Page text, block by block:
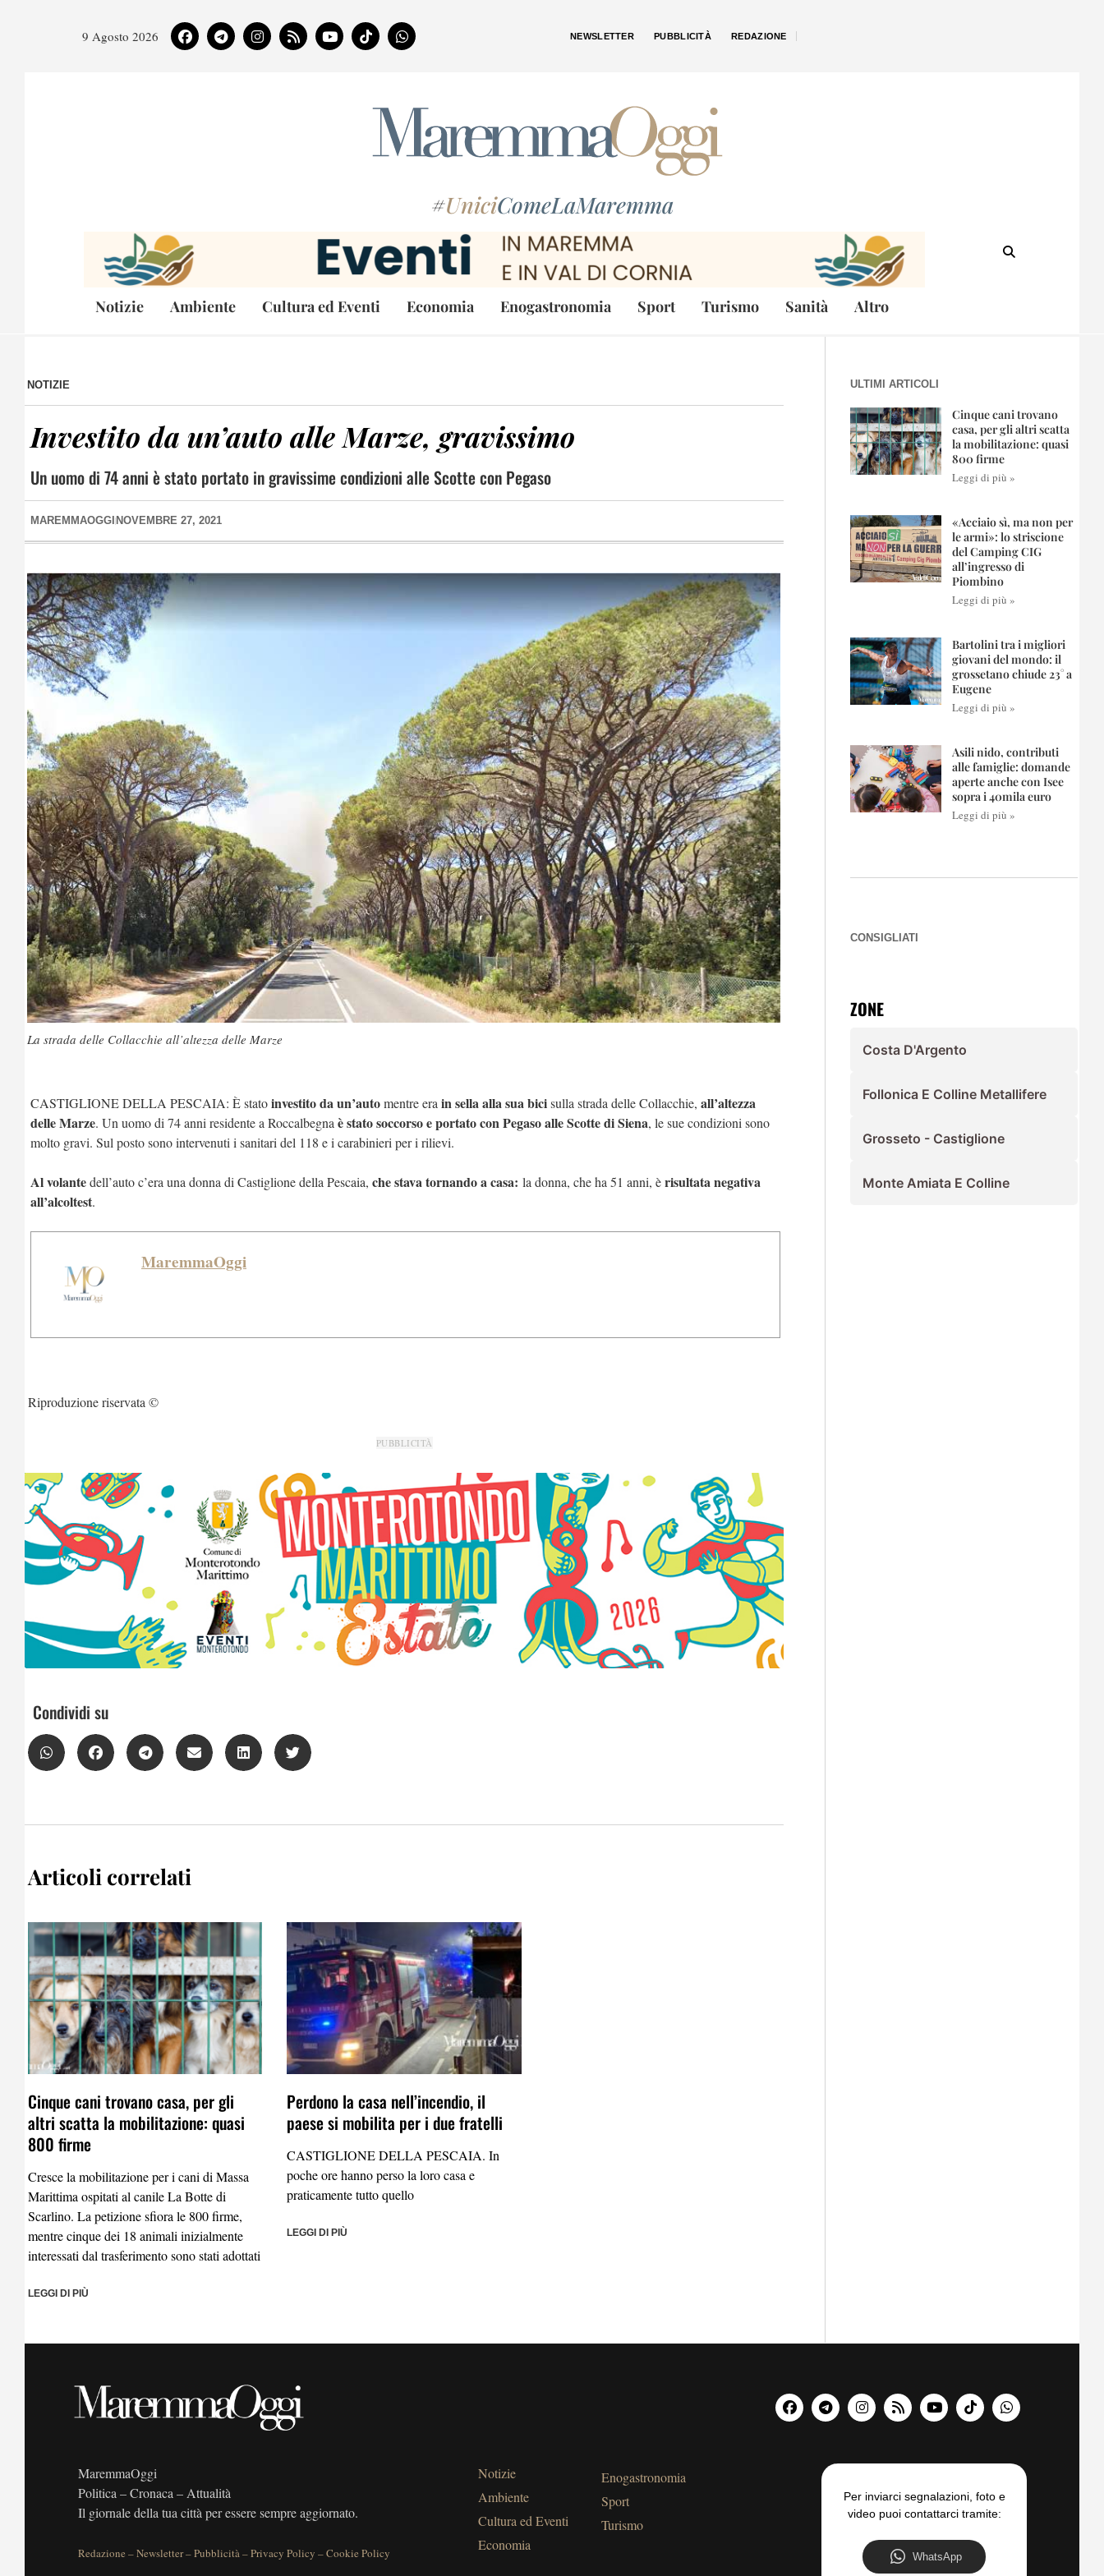
9 Agosto 2026 NEWSLETTER PUBBLICITÀ REDAZIONE
#UniciComeLaMaremma
Notizie Ambiente Cultura ed Eventi Economia Enogastronomia Sport Turismo Sanità Altro
NOTIZIE
Investito da un’auto alle Marze, gravissimo
Un uomo di 74 anni è stato portato in gravissime condizioni alle Scotte con Pegaso
MAREMMAOGGI NOVEMBRE 27, 2021
La strada delle Collacchie all’altezza delle Marze
CASTIGLIONE DELLA PESCAIA: È statoinvestito da un’automentre erain sella alla sua bicisulla strada delle Collacchie, all’altezza
delle Marze. Un uomo di 74 anni residente a Roccalbegnaè stato soccorso e portato con Pegaso alle Scotte di Siena, le sue condizioni sono
molto gravi. Sul posto sono intervenuti i sanitari del 118 e i carabinieri per i rilievi.
Al volantedell’auto c’era una donna di Castiglione della Pescaia, che stava tornando a casa: la donna, che ha 51 anni, èrisultata negativa
all’alcoltest.
MaremmaOggi
Riproduzione riservata ©
PUBBLICITÀ
Condividi su
Articoli correlati
Cinque cani trovano casa, per gli
altri scatta la mobilitazione: quasi
800 firme
Cresce la mobilitazione per i cani di Massa
Marittima ospitati al canile La Botte di
Scarlino. La petizione sfiora le 800 firme,
mentre cinque dei 18 animali inizialmente
interessati dal trasferimento sono stati adottati
LEGGI DI PIÙ
Perdono la casa nell’incendio, il
paese si mobilita per i due fratelli
CASTIGLIONE DELLA PESCAIA. In
poche ore hanno perso la loro casa e
praticamente tutto quello
LEGGI DI PIÙ
ULTIMI ARTICOLI
Cinque cani trovano
casa, per gli altri scatta
la mobilitazione: quasi
800 firme
Leggi di più »
«Acciaio sì, ma non per
le armi»: lo striscione
del Camping CIG
all’ingresso di
Piombino
Leggi di più »
Bartolini tra i migliori
giovani del mondo: il
grossetano chiude 23° a
Eugene
Leggi di più »
Asili nido, contributi
alle famiglie: domande
aperte anche con Isee
sopra i 40mila euro
Leggi di più »
CONSIGLIATI
ZONE
Costa D'Argento
Follonica E Colline Metallifere
Grosseto - Castiglione
Monte Amiata E Colline
MaremmaOggi
Politica – Cronaca – Attualità
Il giornale della tua città per essere sempre aggiornato.
Redazione –Newsletter–Pubblicità–Privacy Policy –Cookie Policy
Notizie
Ambiente
Cultura ed Eventi
Economia
Enogastronomia
Sport
Turismo
Per inviarci segnalazioni, foto e
video puoi contattarci tramite:
WhatsApp